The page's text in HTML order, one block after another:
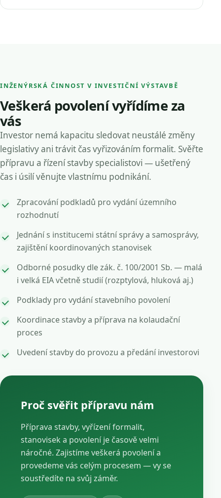
INŽENÝRSKÁ ČINNOST V INVESTIČNÍ VÝSTAVBĚ
Veškerá povolení vyřídíme za
vás
Investor nemá kapacitu sledovat neustálé změny
legislativy ani trávit čas vyřizováním formalit. Svěřte
přípravu a řízení stavby specialistovi — ušetřený
čas i úsilí věnujte vlastnímu podnikání.
Zpracování podkladů pro vydání územního
rozhodnutí
Jednání s institucemi státní správy a samosprávy,
zajištění koordinovaných stanovisek
Odborné posudky dle zák. č. 100/2001 Sb. — malá
i velká EIA včetně studií (rozptylová, hluková aj.)
Podklady pro vydání stavebního povolení
Koordinace stavby a příprava na kolaudační
proces
Uvedení stavby do provozu a předání investorovi
Proč svěřit přípravu nám
Příprava stavby, vyřízení formalit,
stanovisek a povolení je časově velmi
náročné. Zajistíme veškerá povolení a
provedeme vás celým procesem — vy se
soustředíte na svůj záměr.